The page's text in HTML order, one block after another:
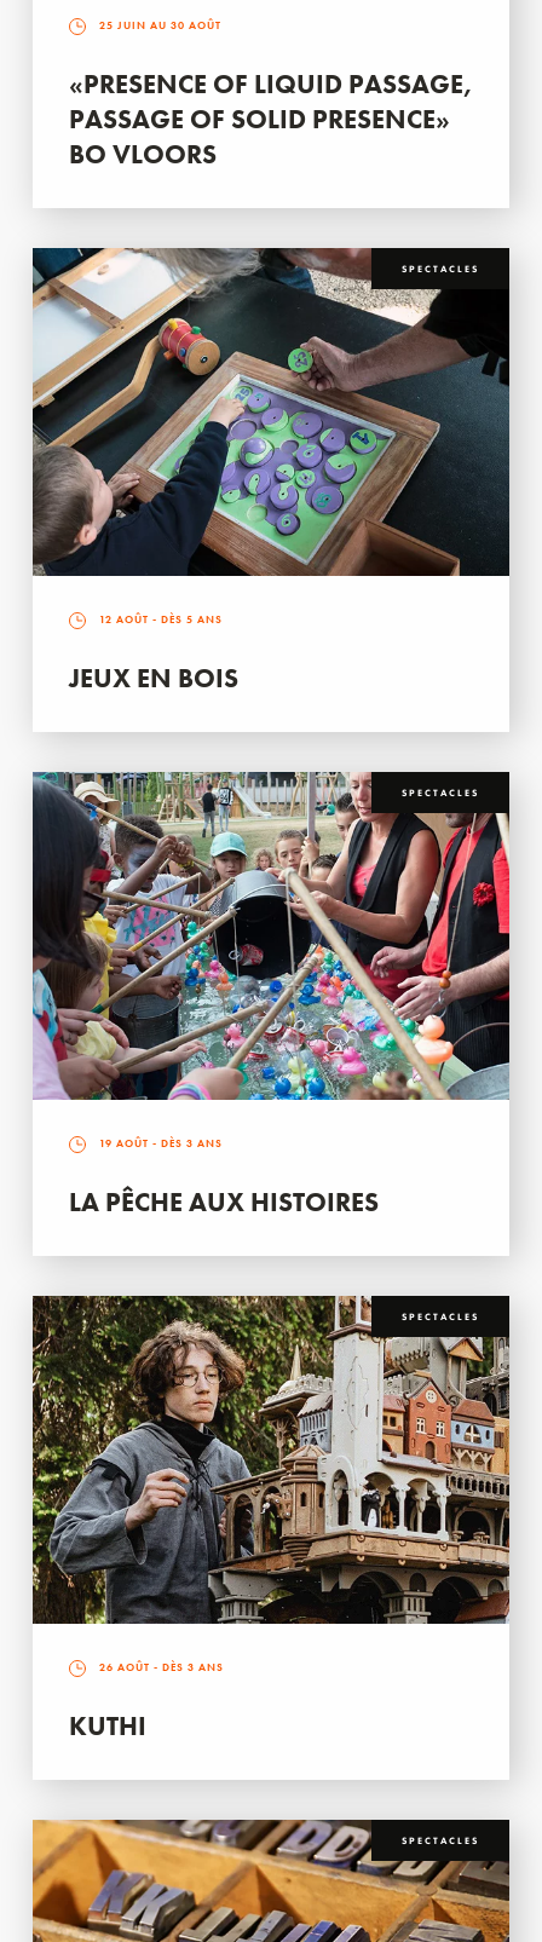
25 JUIN AU 30 AOÛT
«PRESENCE OF LIQUID PASSAGE,
PASSAGE OF SOLID PRESENCE»
BO VLOORS
SPECTACLES
12 AOÛT - DÈS 5 ANS
JEUX EN BOIS
SPECTACLES
19 AOÛT - DÈS 3 ANS
LA PÊCHE AUX HISTOIRES
SPECTACLES
26 AOÛT - DÈS 3 ANS
KUTHI
SPECTACLES